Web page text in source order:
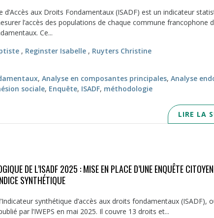
d’Accès aux Droits Fondamentaux (ISADF) est un indicateur
l’accès des populations de chaque commune francophone
Ce...
, Reginster Isabelle , Ruyters Christine
, Analyse en composantes principales, Analyse
sociale, Enquête, ISADF, méthodologie
LIRE LA
DE L’ISADF 2025 : MISE EN PLACE D’UNE ENQUÊTE
SYNTHÉTIQUE
synthétique d’accès aux droits fondamentaux (ISADF),
par l’IWEPS en mai 2025. Il couvre 13 droits et...